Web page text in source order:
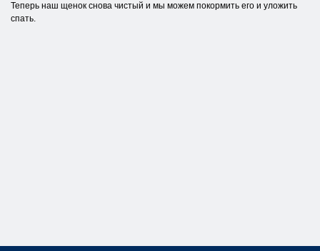
Теперь наш щенок снова чистый и мы можем покормить его и уложить
спать.